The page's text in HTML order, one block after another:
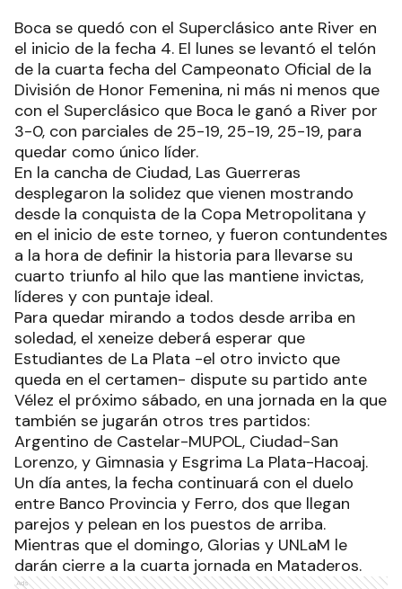
Boca se quedó con el Superclásico ante River en
el inicio de la fecha 4. El lunes se levantó el telón
de la cuarta fecha del Campeonato Oficial de la
División de Honor Femenina, ni más ni menos que
con el Superclásico que Boca le ganó a River por
3-0, con parciales de 25-19, 25-19, 25-19, para
quedar como único líder.
En la cancha de Ciudad, Las Guerreras
desplegaron la solidez que vienen mostrando
desde la conquista de la Copa Metropolitana y
en el inicio de este torneo, y fueron contundentes
a la hora de definir la historia para llevarse su
cuarto triunfo al hilo que las mantiene invictas,
líderes y con puntaje ideal.
Para quedar mirando a todos desde arriba en
soledad, el xeneize deberá esperar que
Estudiantes de La Plata -el otro invicto que
queda en el certamen- dispute su partido ante
Vélez el próximo sábado, en una jornada en la que
también se jugarán otros tres partidos:
Argentino de Castelar-MUPOL, Ciudad-San
Lorenzo, y Gimnasia y Esgrima La Plata-Hacoaj.
Un día antes, la fecha continuará con el duelo
entre Banco Provincia y Ferro, dos que llegan
parejos y pelean en los puestos de arriba.
Mientras que el domingo, Glorias y UNLaM le
darán cierre a la cuarta jornada en Mataderos.
Ads